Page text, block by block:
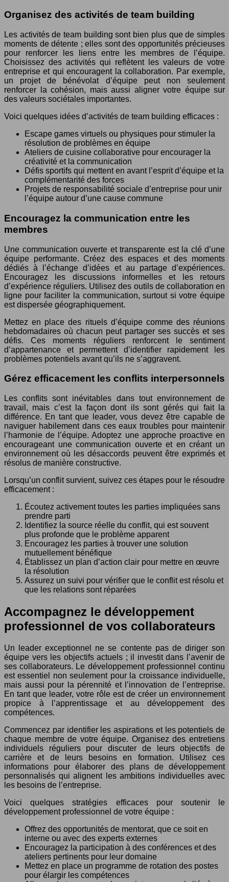
Organisez des activités de team building
Les activités de team building sont bien plus que de simples
moments de détente ; elles sont des opportunités précieuses
pour renforcer les liens entre les membres de l’équipe.
Choisissez des activités qui reflètent les valeurs de votre
entreprise et qui encouragent la collaboration. Par exemple,
un projet de bénévolat d’équipe peut non seulement
renforcer la cohésion, mais aussi aligner votre équipe sur
des valeurs sociétales importantes.
Voici quelques idées d’activités de team building efficaces :
Escape games virtuels ou physiques pour stimuler la
résolution de problèmes en équipe
Ateliers de cuisine collaborative pour encourager la
créativité et la communication
Défis sportifs qui mettent en avant l’esprit d’équipe et la
complémentarité des forces
Projets de responsabilité sociale d’entreprise pour unir
l’équipe autour d’une cause commune
Encouragez la communication entre les
membres
Une communication ouverte et transparente est la clé d’une
équipe performante. Créez des espaces et des moments
dédiés à l’échange d’idées et au partage d’expériences.
Encouragez les discussions informelles et les retours
d’expérience réguliers. Utilisez des outils de collaboration en
ligne pour faciliter la communication, surtout si votre équipe
est dispersée géographiquement.
Mettez en place des rituels d’équipe comme des réunions
hebdomadaires où chacun peut partager ses succès et ses
défis. Ces moments réguliers renforcent le sentiment
d’appartenance et permettent d’identifier rapidement les
problèmes potentiels avant qu’ils ne s’aggravent.
Gérez efficacement les conflits interpersonnels
Les conflits sont inévitables dans tout environnement de
travail, mais c’est la façon dont ils sont gérés qui fait la
différence. En tant que leader, vous devez être capable de
naviguer habilement dans ces eaux troubles pour maintenir
l’harmonie de l’équipe. Adoptez une approche proactive en
encourageant une communication ouverte et en créant un
environnement où les désaccords peuvent être exprimés et
résolus de manière constructive.
Lorsqu’un conflit survient, suivez ces étapes pour le résoudre
efficacement :
Écoutez activement toutes les parties impliquées sans
prendre parti
Identifiez la source réelle du conflit, qui est souvent
plus profonde que le problème apparent
Encouragez les parties à trouver une solution
mutuellement bénéfique
Établissez un plan d’action clair pour mettre en œuvre
la résolution
Assurez un suivi pour vérifier que le conflit est résolu et
que les relations sont réparées
Accompagnez le développement
professionnel de vos collaborateurs
Un leader exceptionnel ne se contente pas de diriger son
équipe vers les objectifs actuels ; il investit dans l’avenir de
ses collaborateurs. Le développement professionnel continu
est essentiel non seulement pour la croissance individuelle,
mais aussi pour la pérennité et l’innovation de l’entreprise.
En tant que leader, votre rôle est de créer un environnement
propice à l’apprentissage et au développement des
compétences.
Commencez par identifier les aspirations et les potentiels de
chaque membre de votre équipe. Organisez des entretiens
individuels réguliers pour discuter de leurs objectifs de
carrière et de leurs besoins en formation. Utilisez ces
informations pour élaborer des plans de développement
personnalisés qui alignent les ambitions individuelles avec
les besoins de l’entreprise.
Voici quelques stratégies efficaces pour soutenir le
développement professionnel de votre équipe :
Offrez des opportunités de mentorat, que ce soit en
interne ou avec des experts externes
Encouragez la participation à des conférences et des
ateliers pertinents pour leur domaine
Mettez en place un programme de rotation des postes
pour élargir les compétences